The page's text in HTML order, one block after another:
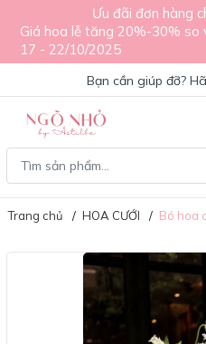
Ưu đãi đơn hàng
Giá hoa lễ tăng 20%-30%
17 - 22/10/2025
Bạn cần giúp đỡ?
Trang chủ HOA CƯỚI Bó hoa